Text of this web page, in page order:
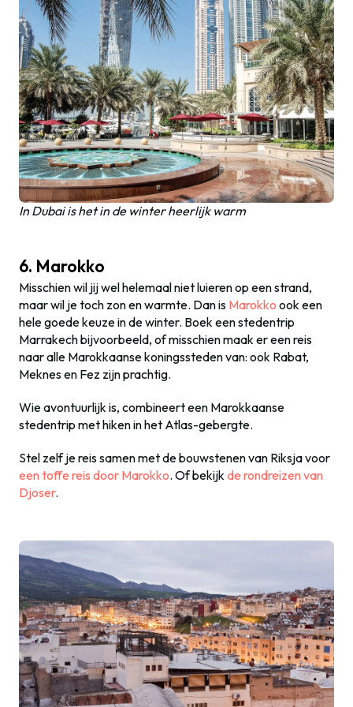
In Dubai is het in de winter heerlijk warm
6. Marokko
Misschien wil jij wel helemaal niet luieren op een strand,
maar wil je toch zon en warmte. Dan is Marokko ook een
hele goede keuze in de winter. Boek een stedentrip
Marrakech bijvoorbeeld, of misschien maak er een reis
naar alle Marokkaanse koningssteden van: ook Rabat,
Meknes en Fez zijn prachtig.
Wie avontuurlijk is, combineert een Marokkaanse
stedentrip met hiken in het Atlas-gebergte.
Stel zelf je reis samen met de bouwstenen van Riksja voor
een toffe reis door Marokko. Of bekijkde rondreizen van
Djoser.